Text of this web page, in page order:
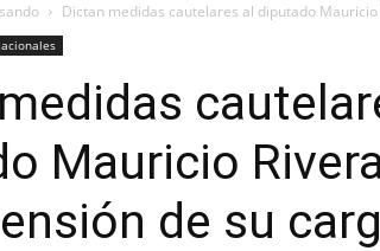
Dictan medidas cautelares al diputado
Mauricio
de su